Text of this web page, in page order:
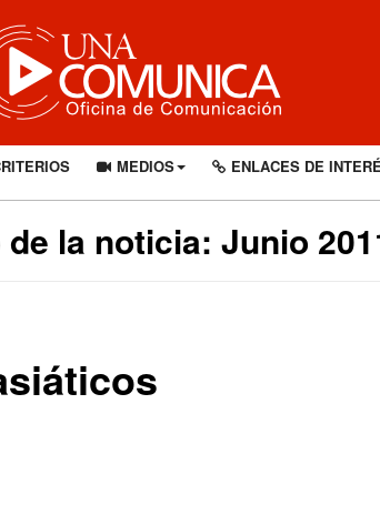
MEDIOS ENLACES DE
la noticia: Junio